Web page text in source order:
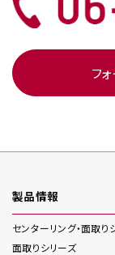
フ
製品情報
センターリング・面取り
面取りシリーズ